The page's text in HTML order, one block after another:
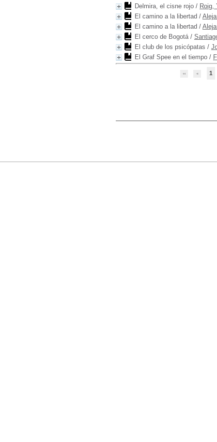
Delmira, el cisne rojo / Roig,
El camino a la libertad /
El camino a la libertad /
El cerco de Bogotá/
El club de los psicópatas /
El Graf Spee en el tiempo /
1